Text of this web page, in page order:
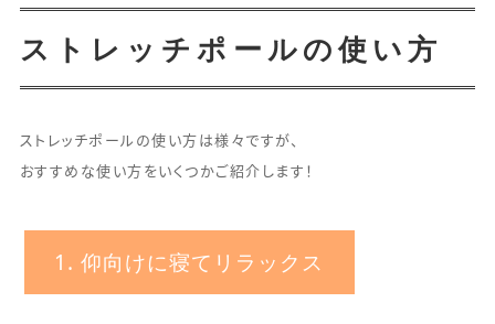
ストレッチポールの使い方
ストレッチポールの使い方は様々ですが、
おすすめな使い方をいくつかご紹介します！
1. 仰向けに寝てリラックス